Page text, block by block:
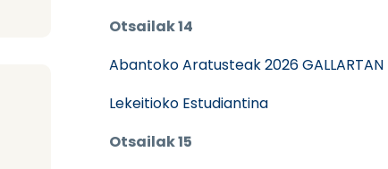
Otsailak 14
Abantoko Aratusteak 2026 GALLARTAN
Lekeitioko Estudiantina
Otsailak 15